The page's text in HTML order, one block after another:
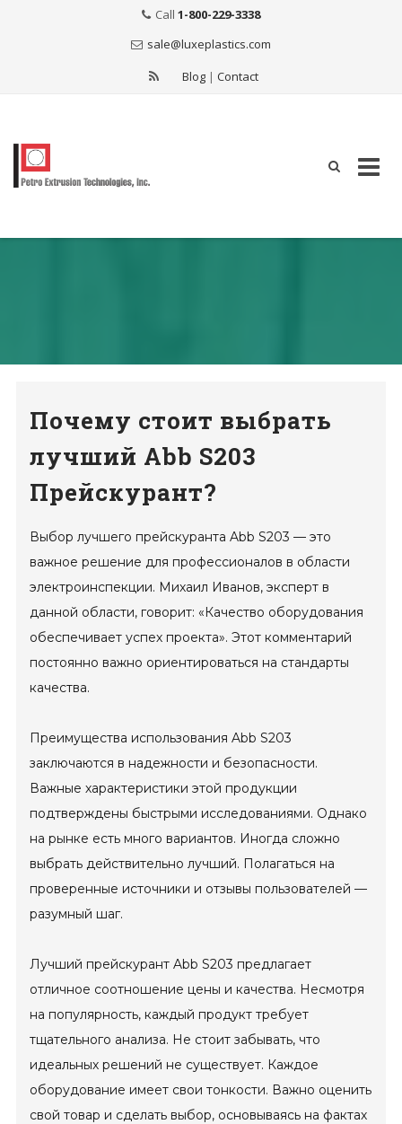
Call 1-800-229-3338
sale@luxeplastics.com
Blog| Contact
Почему стоит выбрать
лучший Abb S203
Прейскурант?
Выбор лучшего прейскуранта Abb S203 — это
важное решение для профессионалов в области
электроинспекции. Михаил Иванов, эксперт в
данной области, говорит: «Качество оборудования
обеспечивает успех проекта». Этот комментарий
постоянно важно ориентироваться на стандарты
качества.
Преимущества использования Abb S203
заключаются в надежности и безопасности.
Важные характеристики этой продукции
подтверждены быстрыми исследованиями. Однако
на рынке есть много вариантов. Иногда сложно
выбрать действительно лучший. Полагаться на
проверенные источники и отзывы пользователей —
разумный шаг.
Лучший прейскурант Abb S203 предлагает
отличное соотношение цены и качества. Несмотря
на популярность, каждый продукт требует
тщательного анализа. Не стоит забывать, что
идеальных решений не существует. Каждое
оборудование имеет свои тонкости. Важно оценить
свой товар и сделать выбор, основываясь на фактах